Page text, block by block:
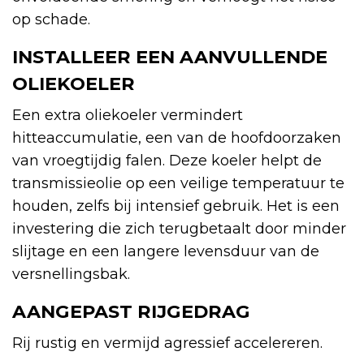
op schade.
INSTALLEER EEN AANVULLENDE
OLIEKOELER
Een extra oliekoeler vermindert
hitteaccumulatie, een van de hoofdoorzaken
van vroegtijdig falen. Deze koeler helpt de
transmissieolie op een veilige temperatuur te
houden, zelfs bij intensief gebruik. Het is een
investering die zich terugbetaalt door minder
slijtage en een langere levensduur van de
versnellingsbak.
AANGEPAST RIJGEDRAG
Rij rustig en vermijd agressief accelereren.